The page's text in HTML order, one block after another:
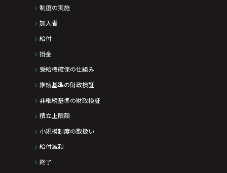
制度の実施
加入者
給付
掛金
受給権確保の仕組み
継続基準の財政検証
非継続基準の財政検証
積立上限額
小規模制度の取扱い
給付減額
終了